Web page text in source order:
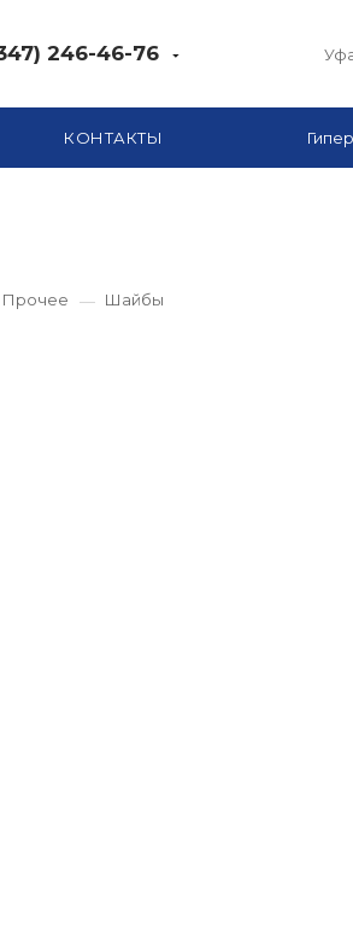
246-46-76
КОНТАКТЫ
Прочее Шайбы